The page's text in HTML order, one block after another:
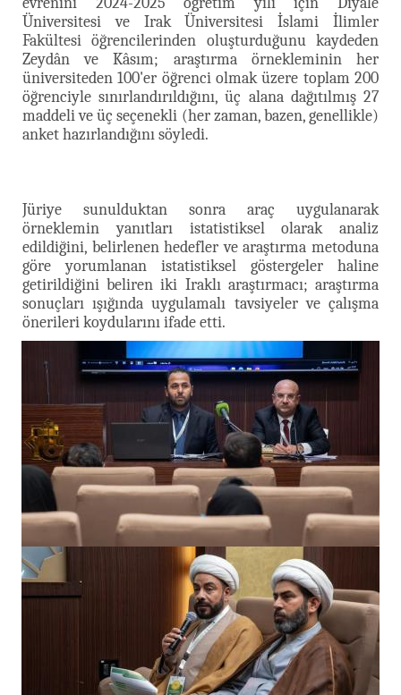
Üniversitesi ve Irak Üniversitesi İslami İlimler
Fakültesi öğrencilerinden oluşturduğunu kaydeden
Zeydân ve Kâsım; araştırma örnekleminin her
üniversiteden 100'er öğrenci olmak üzere toplam 200
öğrenciyle sınırlandırıldığını, üç alana dağıtılmış 27
maddeli ve üç seçenekli (her zaman, bazen, genellikle)
anket hazırlandığını söyledi.
Jüriye sunulduktan sonra araç uygulanarak
örneklemin yanıtları istatistiksel olarak analiz
edildiğini, belirlenen hedefler ve araştırma metoduna
göre yorumlanan istatistiksel göstergeler haline
getirildiğini beliren iki Iraklı araştırmacı; araştırma
sonuçları ışığında uygulamalı tavsiyeler ve çalışma
önerileri koydularını ifade etti.